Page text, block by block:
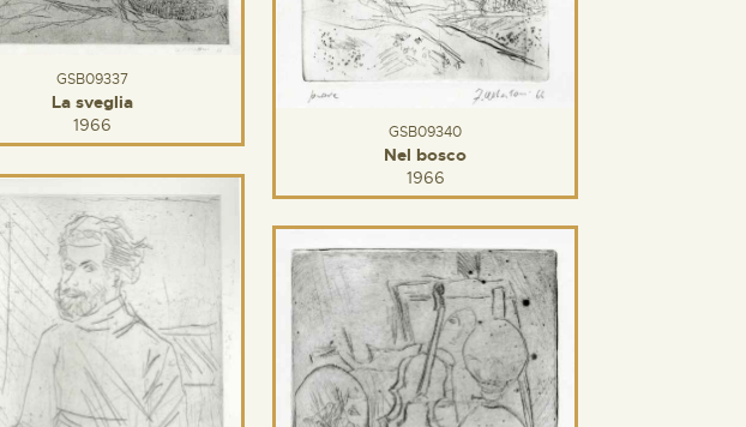
GSB09337
La sveglia
1966
GSB09340
Nel bosco
1966